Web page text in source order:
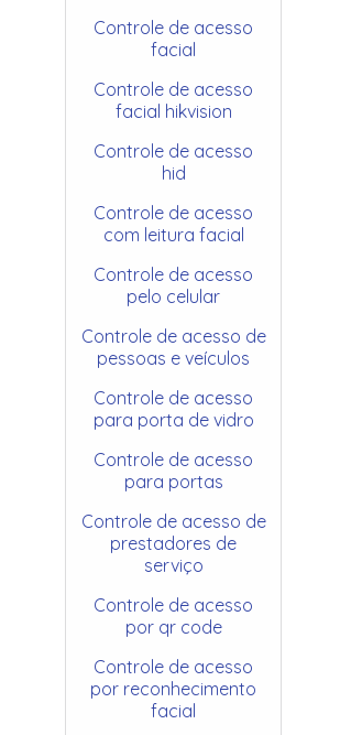
Controle de acesso
facial
Controle de acesso
facial hikvision
Controle de acesso
hid
Controle de acesso
com leitura facial
Controle de acesso
pelo celular
Controle de acesso de
pessoas e veículos
Controle de acesso
para porta de vidro
Controle de acesso
para portas
Controle de acesso de
prestadores de
serviço
Controle de acesso
por qr code
Controle de acesso
por reconhecimento
facial